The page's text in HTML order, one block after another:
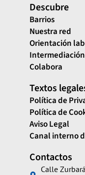
Descubre
Barrios
Nuestra red
Orientación
Intermediación
Colabora
Textos
Política de
Política de
Aviso Legal
Canal interno
Contactos
Calle